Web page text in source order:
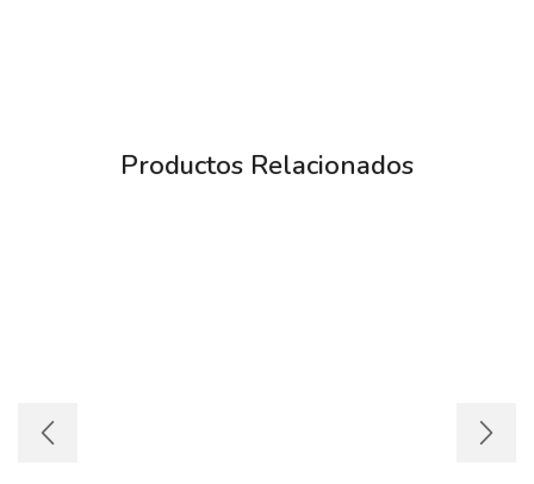
Productos Relacionados